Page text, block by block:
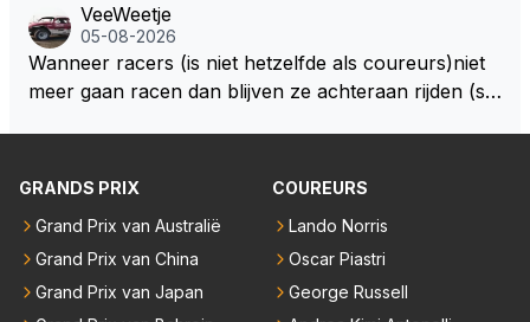
rkus Winkelhock. Vanaf de race daarna werd het st
oeltje definitief overgenomen door Sakon Yamamot
o. Na 2 rondes gokte Markus Winkelhock goed (hij k
Dat was ook de enige keer dat een Spyker ooit aan
en had, werd hij helaas aan alle kanten door iederee
n achterhaald. Hij moest later opgeven vanwege een
technisch mankement. Het was ook de enige keer d
at Markus Winkelhock een officiële Formule 1 race r
VeeWeetje
05-08-2026
Wanneer racers (is niet hetzelfde als coureurs)niet
meer gaan racen dan blijven ze achteraan rijden (so
GRANDS PRIX
Grand Prix van Australië
Grand Prix van China
Grand Prix van Japan
COUREURS
Lando Norris
Oscar Piastri
George Russell